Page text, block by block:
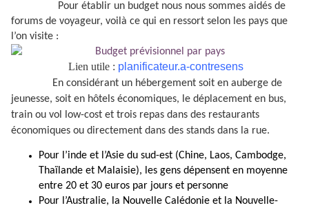
Pour établir un budget nous nous sommes aidés de
forums de voyageur, voilà ce qui en ressort selon les pays que
l’on visite :
Lien utile : planificateur.a-contresens
En considérant un hébergement soit en auberge de
jeunesse, soit en hôtels économiques, le déplacement en bus,
train ou vol low-cost et trois repas dans des restaurants
économiques ou directement dans des stands dans la rue.
Pour l’inde et l’Asie du sud-est (Chine, Laos, Cambodge,
Thaïlande et Malaisie), les gens dépensent en moyenne
entre 20 et 30 euros par jours et personne
Pour l’Australie, la Nouvelle Calédonie et la Nouvelle-